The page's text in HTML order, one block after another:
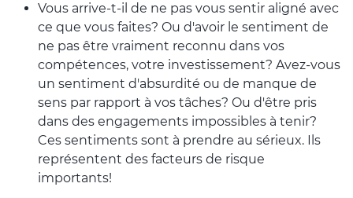
Vous arrive-t-il de ne pas vous sentir aligné avec
ce que vous faites? Ou d'avoir le sentiment de
ne pas être vraiment reconnu dans vos
compétences, votre investissement? Avez-vous
un sentiment d'absurdité ou de manque de
sens par rapport à vos tâches? Ou d'être pris
dans des engagements impossibles à tenir?
Ces sentiments sont à prendre au sérieux. Ils
représentent des facteurs de risque
importants!